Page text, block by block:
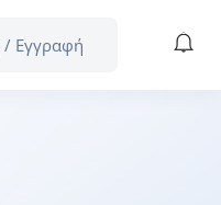
/ Εγγραφή